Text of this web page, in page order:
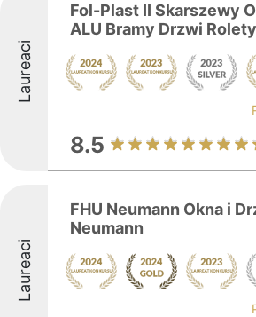
Laureaci
Fol-Plast II Skarszewy
ALU Bramy Drzwi Rolety
8.5
Laureaci
FHU Neumann Okna i
Neumann